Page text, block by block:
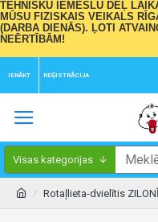
TEHNISKU IEMESLU DĒĻ
MŪSU FIZISKAIS VEIKALS
(DARBA DIENĀS). ĻOTI
NEĒRTĪBĀM!
IENĀKT REĢISTRĀCIJA
Visas kategorijas
Rotaļlieta-dvielītis